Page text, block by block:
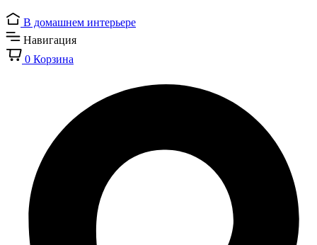
В домашнем интерьере
Навигация
0 Корзина